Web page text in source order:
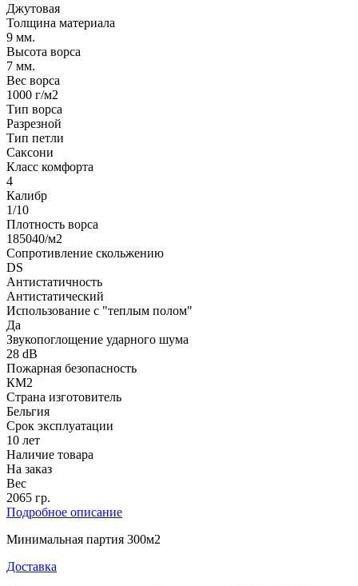
Джутовая
Толщина материала
9 мм.
Высота ворса
7 мм.
Вес ворса
1000 г/м2
Тип ворса
Разрезной
Тип петли
Саксони
Класс комфорта
4
Калибр
1/10
Плотность ворса
185040/м2
Сопротивление скольжению
DS
Антистатичность
Антистатический
Использование с "теплым полом"
Да
Звукопоглощение ударного шума
28 dB
Пожарная безопасность
КМ2
Страна изготовитель
Бельгия
Срок эксплуатации
10 лет
Наличие товара
На заказ
Вес
2065 гр.
Подробное описание
Минимальная партия 300м2
Доставка